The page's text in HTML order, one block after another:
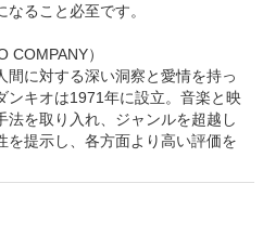
なること必至です。
COMPANY）
間に対する深い洞察と愛情を持っ
ンキオは1971年に設立。音楽と映
法を取り入れ、ジャンルを超越し
を提示し、各方面より高い評価を